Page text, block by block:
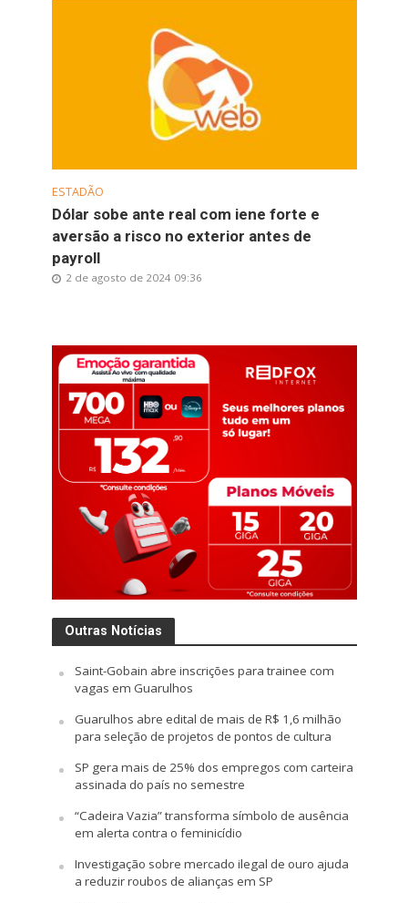
ESTADÃO
Dólar sobe ante real com iene forte e
aversão a risco no exterior antes de
payroll
2 de agosto de 2024 09:36
Outras Notícias
Saint-Gobain abre inscrições para trainee com
vagas em Guarulhos
Guarulhos abre edital de mais de R$ 1,6 milhão
para seleção de projetos de pontos de cultura
SP gera mais de 25% dos empregos com carteira
assinada do país no semestre
“Cadeira Vazia” transforma símbolo de ausência
em alerta contra o feminicídio
Investigação sobre mercado ilegal de ouro ajuda
a reduzir roubos de alianças em SP